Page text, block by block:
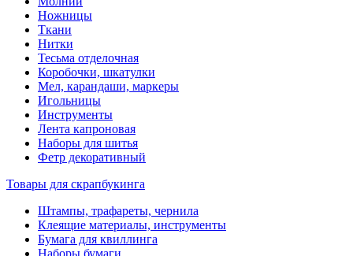
Ножницы
Ткани
Нитки
Тесьма отделочная
Коробочки, шкатулки
Мел, карандаши, маркеры
Игольницы
Инструменты
Лента капроновая
Наборы для шитья
Фетр декоративный
Товары для скрапбукинга
Штампы, трафареты, чернила
Клеящие материалы, инструменты
Бумага для квиллинга
Наборы бумаги